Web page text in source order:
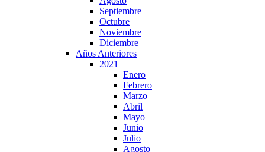
Septiembre
Octubre
Noviembre
Diciembre
Años Anteriores
2021
Enero
Febrero
Marzo
Abril
Mayo
Junio
Julio
Agosto